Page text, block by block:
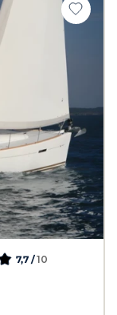
7,7 /10